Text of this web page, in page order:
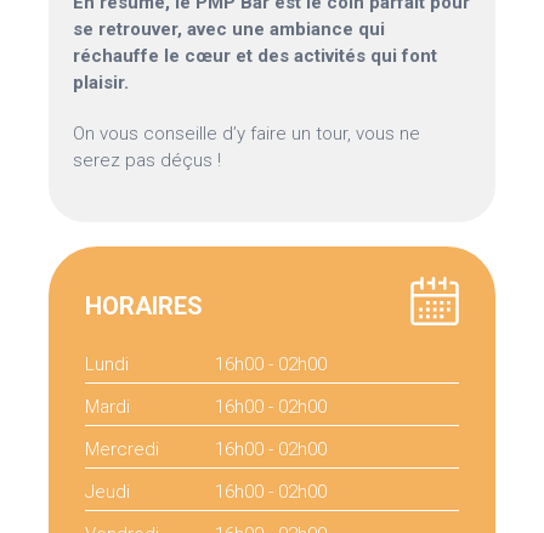
se retrouver, avec une ambiance qui
réchauffe le cœur et des activités qui font
plaisir.
On vous conseille d’y faire un tour, vous ne
serez pas déçus !
HORAIRES
Lundi
16h00 - 02h00
Mardi
16h00 - 02h00
Mercredi
16h00 - 02h00
Jeudi
16h00 - 02h00